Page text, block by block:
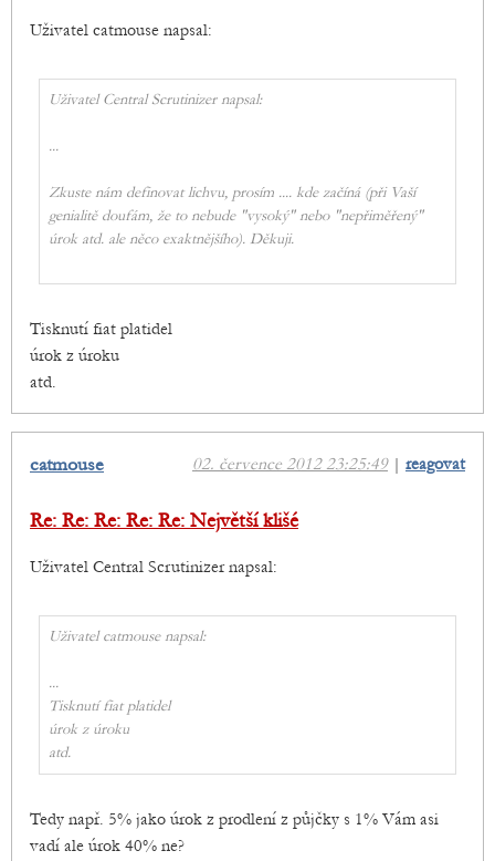
Uživatel catmouse napsal:
Uživatel Central Scrutinizer napsal:
...
Zkuste nám definovat lichvu, prosím .... kde začíná (při Vaší
genialitě doufám, že to nebude "vysoký" nebo "nepřiměřený"
úrok atd. ale něco exaktnějšího). Děkuji.
Tisknutí fiat platidel
úrok z úroku
atd.
02. července 2012 23:25:49| reagovat
catmouse
Re: Re: Re: Re: Re: Největší klišé
Uživatel Central Scrutinizer napsal:
Uživatel catmouse napsal:
...
Tisknutí fiat platidel
úrok z úroku
atd.
Tedy např. 5% jako úrok z prodlení z půjčky s 1% Vám asi
vadí ale úrok 40% ne?